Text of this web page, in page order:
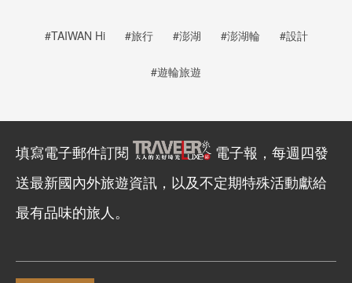
#TAIWAN Hi #旅行 #澎湖 #澎湖輪 #設計
#遊輪旅遊
填寫電子郵件訂閱
電子報，每週四發
送最新國內外旅遊資訊，以及不定期特殊活動獻給
最有品味的旅人。